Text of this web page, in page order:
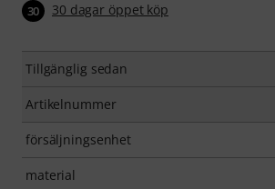
30 30 dagar öppet köp
Tillgänglig sedan
Artikelnummer
försäljningsenhet
material